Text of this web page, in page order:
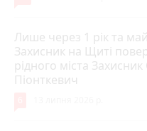
Лише через 1 рік та
Захисник на Щиті
рідного міста
Піонткевич